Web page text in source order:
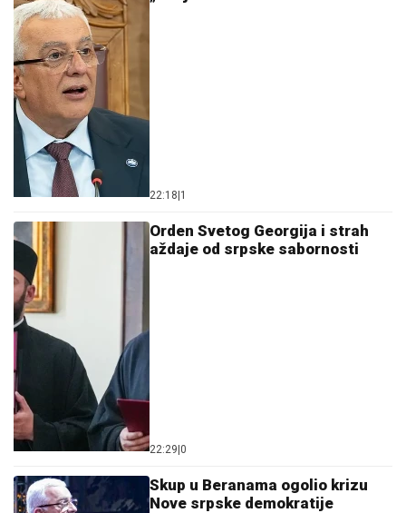
22:18 1
Orden Svetog Georgija i strah
aždaje od srpske sabornosti
22:29 0
Skup u Beranama ogolio krizu
Nove srpske demokratije